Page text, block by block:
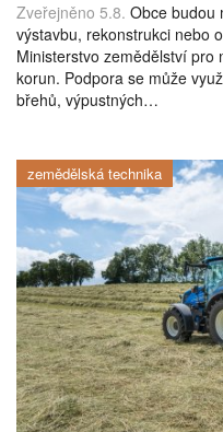
Zveřejněno 5.8. Obce budou
výstavbu, rekonstrukci nebo
Ministerstvo zemědělství pro
korun. Podpora se může
břehů, výpustných…
zemědělská technika